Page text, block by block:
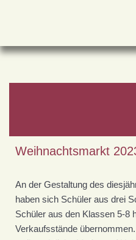
Inhalt
Weihnachtsmarkt
An der Gestaltung des
haben sich Schüler aus drei
Schüler aus den Klassen 5-8
Verkaufsstände